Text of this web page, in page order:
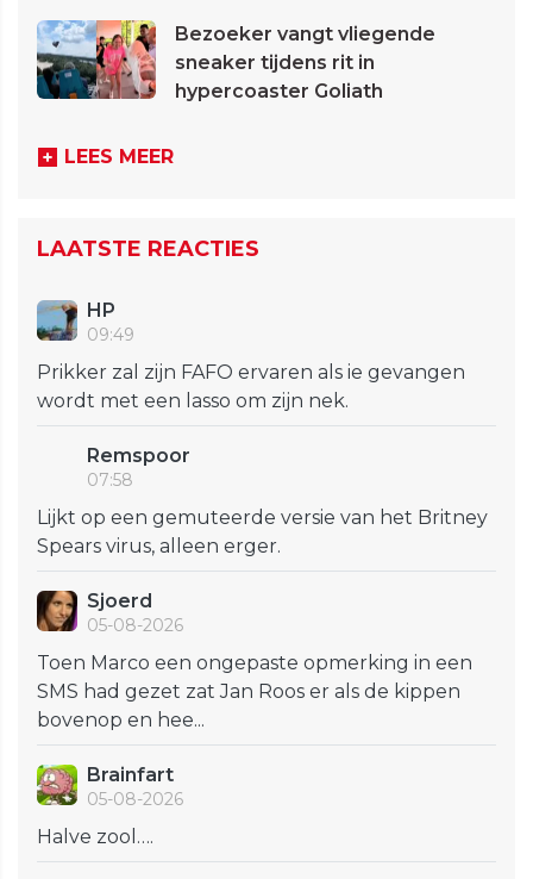
Bezoeker vangt vliegende
sneaker tijdens rit in
hypercoaster Goliath
LEES MEER
LAATSTE REACTIES
HP
09:49
Prikker zal zijn FAFO ervaren als ie gevangen
wordt met een lasso om zijn nek.
Remspoor
07:58
Lijkt op een gemuteerde versie van het Britney
Spears virus, alleen erger.
Sjoerd
05-08-2026
Toen Marco een ongepaste opmerking in een
SMS had gezet zat Jan Roos er als de kippen
bovenop en hee...
Brainfart
05-08-2026
Halve zool….